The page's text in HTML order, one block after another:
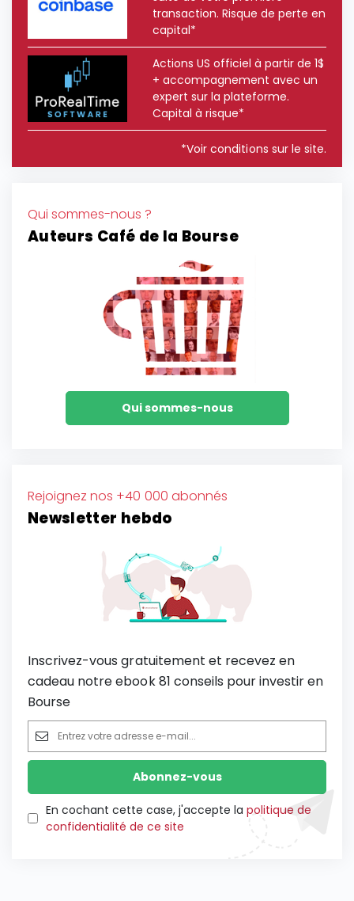
transaction. Risque de perte en
capital*
Actions US officiel à partir de 1$
+ accompagnement avec un
expert sur la plateforme.
Capital à risque*
*Voir conditions sur le site.
Qui sommes-nous ?
Auteurs Café de la Bourse
Qui sommes-nous
Rejoignez nos +40 000 abonnés
Newsletter hebdo
Inscrivez-vous gratuitement et recevez en
cadeau notre ebook 81 conseils pour investir en
Bourse
En cochant cette case, j'accepte la politique de
confidentialité de ce site